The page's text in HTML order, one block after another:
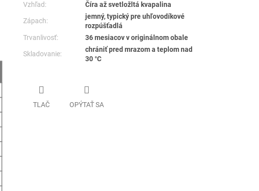
Vzhľad:
Číra až svetložltá kvapalina
Zápach:
jemný, typický pre uhľovodíkové
rozpúšťadlá
Trvanlivosť:
36 mesiacov v originálnom obale
Skladovanie:
chrániť pred mrazom a teplom nad
30 °C
TLAČ OPÝTAŤ SA